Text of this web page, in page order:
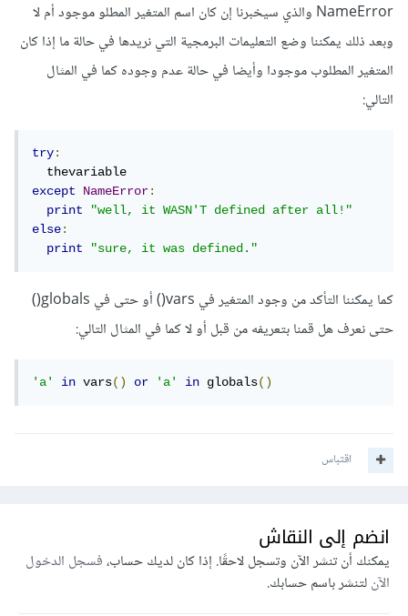
NameError والذي سيخبرنا إن كان اسم المتغير المطلو موجود أم لا
وبعد ذلك يمكننا وضع التعليمات البرمجية التي نريدها في حالة ما إذا كان
المتغير المطلوب موجودا وأيضا في حالة عدم وجوده كما في المثال
التالي:
try:
except
NameError:
print
"well, it WASN'T defined after all!"
else:
print
"sure, it was defined."
كما يمكننا التأكد من وجود المتغير في vars() أو حتى في globals()
حتى نعرف هل قمنا بتعريفه من قبل أو لا كما في المثال التالي:
'a' in vars() or 'a' in globals()
اقتباس
انضم إلى النقاش
يمكنك أن تنشر الآن وتسجل لاحقًا. إذا كان لديك حساب،فسجل الدخول
الآنلتنشر باسم حسابك.